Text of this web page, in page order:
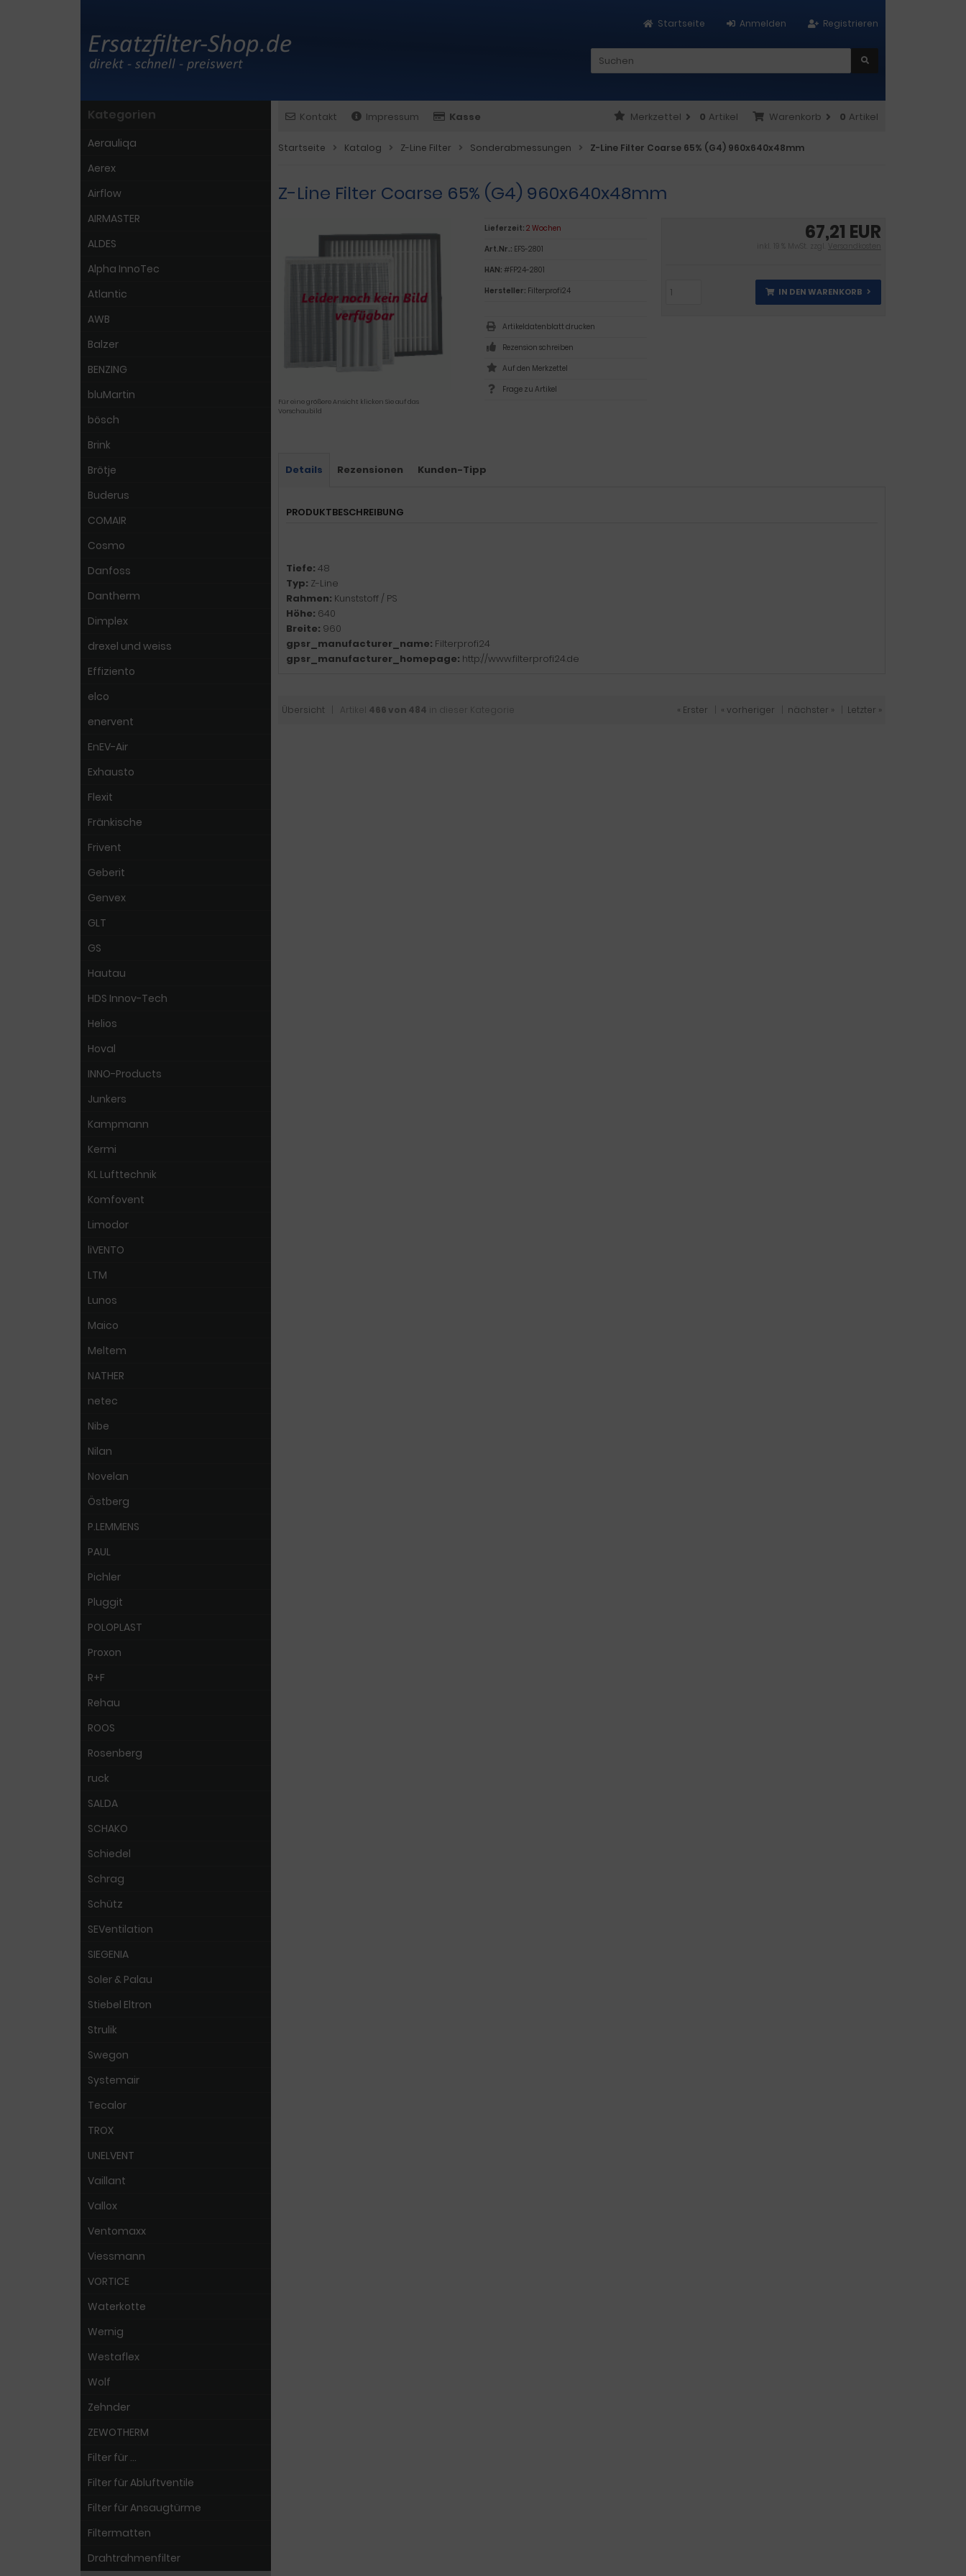
Registrieren
Anmelden
Startseite
Kontakt Impressum Kasse Warenkorb 0 Artikel
Merkzettel 0 Artikel
Startseite Katalog Z-Line Filter Sonderabmessungen Z-Line Filter Coarse 65% (G4) 960x640x48mm
Z-Line Filter Coarse 65% (G4) 960x640x48mm
Für eine größere Ansicht klicken Sie auf das
Vorschaubild
67,21 EUR
inkl. 19 % MwSt. zzgl. Versandkosten
IN DEN WARENKORB
Lieferzeit: 2 Wochen
Art.Nr.: EFS-2801
HAN: #FP24-2801
Hersteller: Filterprofi24
Artikeldatenblatt drucken
Rezension schreiben
Frage zu Artikel
Details Rezensionen Kunden-Tipp
PRODUKTBESCHREIBUNG
Tiefe: 48
Typ: Z-Line
Rahmen: Kunststoff / PS
Höhe: 640
Breite: 960
gpsr_manufacturer_name: Filterprofi24
gpsr_manufacturer_homepage: http://www.filterprofi24.de
Übersicht | Artikel 466 von 484 in dieser Kategorie « Erster « vorheriger nächster » Letzter »
Kategorien
Aerauliqa
Aerex
Airflow
AIRMASTER
ALDES
Alpha InnoTec
Atlantic
AWB
Balzer
BENZING
bluMartin
bösch
Brink
Brötje
Buderus
COMAIR
Cosmo
Danfoss
Dantherm
Dimplex
drexel und weiss
Effiziento
elco
enervent
EnEV-Air
Exhausto
Flexit
Fränkische
Frivent
Geberit
Genvex
GLT
GS
Hautau
HDS Innov-Tech
Helios
Hoval
INNO-Products
Junkers
Kampmann
Kermi
KL Lufttechnik
Komfovent
Limodor
liVENTO
LTM
Lunos
Maico
Meltem
NATHER
netec
Nibe
Nilan
Novelan
Östberg
P.LEMMENS
PAUL
Pichler
Pluggit
POLOPLAST
Proxon
R+F
Rehau
ROOS
Rosenberg
ruck
SALDA
SCHAKO
Schiedel
Schrag
Schütz
SEVentilation
SIEGENIA
Soler & Palau
Stiebel Eltron
Strulik
Swegon
Systemair
Tecalor
TROX
UNELVENT
Vaillant
Vallox
Ventomaxx
Viessmann
VORTICE
Waterkotte
Wernig
Westaflex
Wolf
Zehnder
ZEWOTHERM
Filter für ...
Filter für Abluftventile
Filter für Ansaugtürme
Filtermatten
Drahtrahmenfilter